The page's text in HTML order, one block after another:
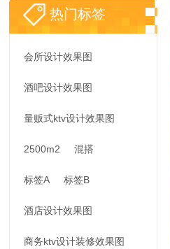
热门标签
会所设计效果图
酒吧设计效果图
量贩式ktv设计效果图
2500m2 混搭
标签A 标签B
酒店设计效果图
商务ktv设计装修效果图